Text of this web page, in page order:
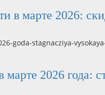
в марте 2026:
2026 года: